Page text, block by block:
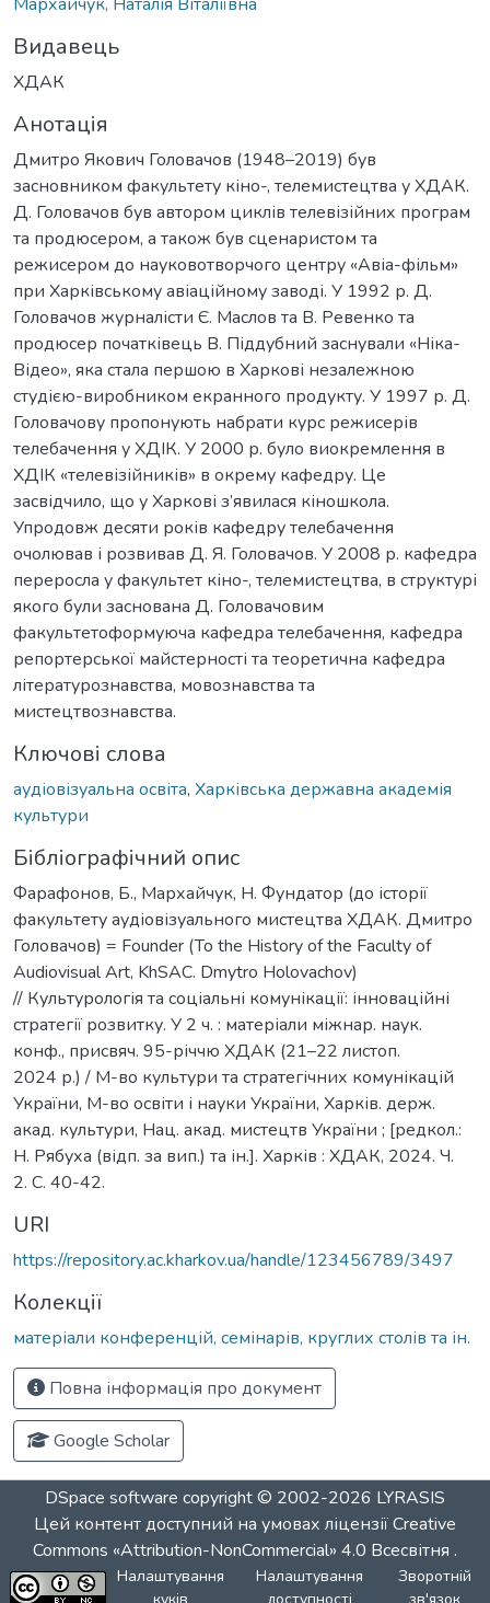
Видавець
ХДАК
Анотація
Дмитро Якович Головачов (1948–2019) був
засновником факультету кіно-, телемистецтва у ХДАК.
Д. Головачов був автором циклів телевізійних програм
та продюсером, а також був сценаристом та
режисером до науковотворчого центру «Авіа-фільм»
при Харківському авіаційному заводі. У 1992 р. Д.
Головачов журналісти Є. Маслов та В. Ревенко та
продюсер початківець В. Піддубний заснували «Ніка-
Відео», яка стала першою в Харкові незалежною
студією-виробником екранного продукту. У 1997 р. Д.
Головачову пропонують набрати курс режисерів
телебачення у ХДІК. У 2000 р. було виокремлення в
ХДІК «телевізійників» в окрему кафедру. Це
засвідчило, що у Харкові з’явилася кіношкола.
Упродовж десяти років кафедру телебачення
очолював і розвивав Д. Я. Головачов. У 2008 р. кафедра
переросла у факультет кіно-, телемистецтва, в структурі
якого були заснована Д. Головачовим
факультетоформуюча кафедра телебачення, кафедра
репортерської майстерності та теоретична кафедра
літературознавства, мовознавства та
мистецтвознавства.
Ключові слова
аудіовізуальна освіта, Харківська державна академія
культури
Бібліографічний опис
Фарафонов, Б., Мархайчук, Н. Фундатор (до історії
факультету аудіовізуального мистецтва ХДАК. Дмитро
Головачов) = Founder (To the History of the Faculty of
Audiovisual Art, KhSAC. Dmytro Holovachov)
// Культурологія та соціальні комунікації: інноваційні
стратегії розвитку. У 2 ч. : матеріали міжнар. наук.
конф., присвяч. 95-річчю ХДАК (21–22 листоп.
2024 р.) / М-во культури та стратегічних комунікацій
України, М-во освіти і науки України, Харків. держ.
акад. культури, Нац. акад. мистецтв України ; [редкол.:
Н. Рябуха (відп. за вип.) та ін.]. Харків : ХДАК, 2024. Ч.
2. С. 40-42.
URI
https://repository.ac.kharkov.ua/handle/123456789/3497
Колекції
матеріали конференцій, семінарів, круглих столів та ін.
Повна інформація про документ
Google Scholar
DSpace software copyright © 2002-2026 LYRASIS
Цей контент доступний на умовах ліцензіїCreative
Commons «Attribution-NonCommercial» 4.0 Всесвітня .
Налаштування
Налаштування
Зворотній